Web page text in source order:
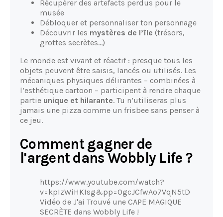
Récupérer des artefacts perdus pour le
musée
Débloquer et personnaliser ton personnage
Découvrir les mystères de l’île (trésors,
grottes secrètes...)
Le monde est vivant et réactif : presque tous les
objets peuvent être saisis, lancés ou utilisés. Les
mécaniques physiques délirantes – combinées à
l’esthétique cartoon – participent à rendre chaque
partie unique et hilarante. Tu n’utiliseras plus
jamais une pizza comme un frisbee sans penser à
ce jeu.
Comment gagner de
l'argent dans Wobbly Life ?
https://www.youtube.com/watch?
v=kpIzWiHKIsg&pp=0gcJCfwAo7VqN5tD
Vidéo de J'ai Trouvé une CAPE MAGIQUE
SECRÈTE dans Wobbly Life !